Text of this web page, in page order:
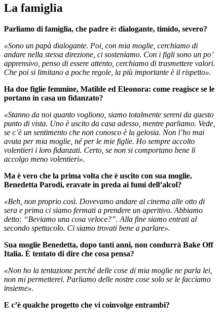
La famiglia
Parliamo di famiglia, che padre è: dialogante, timido, severo?
«Sono un papà dialogante. Poi, con mia moglie, cerchiamo di
andare nella stessa direzione, ci sosteniamo. Con i figli sono un po’
apprensivo, penso di essere attento, cerchiamo di trasmettere valori.
Che poi si limitano a poche regole, la più importante è il rispetto».
Ha due figlie femmine, Matilde ed Eleonora: come reagisce se le
portano in casa un fidanzato?
«Stanno da noi quanto vogliono, siamo totalmente sereni da questo
punto di vista. Uno è uscito da casa adesso, mentre parliamo. Vede,
se c’è un sentimento che non conosco è la gelosia. Non l’ho mai
avuta per mia moglie, né per le mie figlie. Ho sempre accolto
volentieri i loro fidanzati. Certo, se non si comportano bene li
accolgo meno volentieri».
Ma è vero che la prima volta che è uscito con sua moglie,
Benedetta Parodi, eravate in preda ai fumi dell’alcol?
«Beh, non proprio così. Dovevamo andare al cinema alle otto di
sera e prima ci siamo fermati a prendere un aperitivo. Abbiamo
detto: “Beviamo una cosa veloce?”. Alla fine siamo entrati al
secondo spettacolo. Ci siamo trovati bene a parlare».
Sua moglie Benedetta, dopo tanti anni, non condurrà Bake Off
Italia. È tentato di dire che cosa pensa?
«Non ho la tentazione perché delle cose di mia moglie ne parla lei,
non mi permetterei. Parliamo delle nostre cose solo se le facciamo
insieme».
E c’è qualche progetto che vi coinvolge entrambi?